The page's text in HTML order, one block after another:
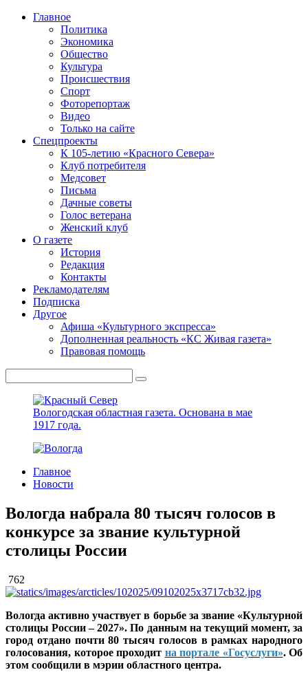
Главное
Политика
Экономика
Общество
Культура
Происшествия
Спорт
Фоторепортаж
Видео
Только на сайте
Спецпроекты
К 105-летию «Красного Севера»
Клуб потребителя
Медсовет
Письма
Дачные советы
Голос ветерана
Женский клуб
О газете
История
Редакция
Контакты
Рекламодателям
Подписка
Другое
Афиша «Культурного экспресса»
Дополненная реальность «КС Живая газета»
Правовая помощь
Вологодская областная газета. Основана в мае
1917 года.
Главное
Новости
Вологда набрала 80 тысяч голосов в
конкурсе за звание культурной
столицы России
762
Вологда активно участвует в борьбе за звание «Культурной
столицы России – 2027». По данным на текущий момент, за
город отдано почти 80 тысяч голосов в рамках народного
голосования, которое проходит на портале «Госуслуги». Об
этом сообщили в мэрии областного центра.